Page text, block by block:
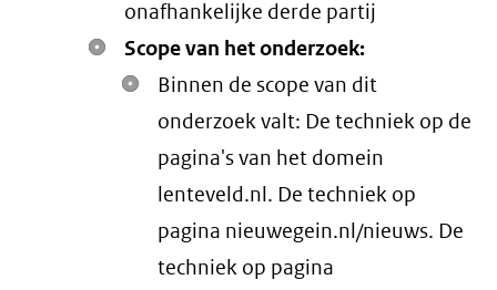
onafhankelijke derde partij
Scope van het onderzoek:
Binnen de scope van dit
onderzoek valt: De techniek op de
pagina's van het domein
lenteveld.nl. De techniek op
pagina nieuwegein.nl/nieuws. De
techniek op pagina